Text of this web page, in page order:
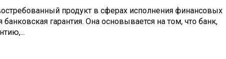
продукт в сферах исполнения финансовых
гарантия. Она основывается на том, что банк,